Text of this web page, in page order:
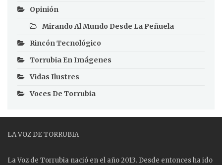
Opinión
Mirando Al Mundo Desde La Peñuela
Rincón Tecnológico
Torrubia En Imágenes
Vidas Ilustres
Voces De Torrubia
LA VOZ DE TORRUBIA
La Voz de Torrubia nació en el año 2013. Desde entonces ha ido